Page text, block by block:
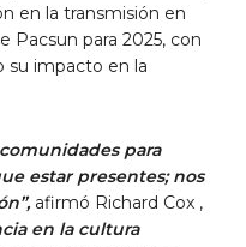
en la transmisión en
Pacsun para 2025, con
su impacto en la
para
estar presentes; nos
afirmó Richard Cox ,
en la cultura